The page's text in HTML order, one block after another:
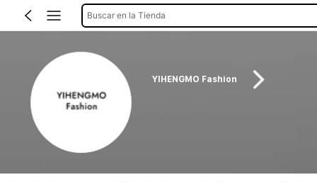
Buscar en la Tienda
YIHENGMO Fashion